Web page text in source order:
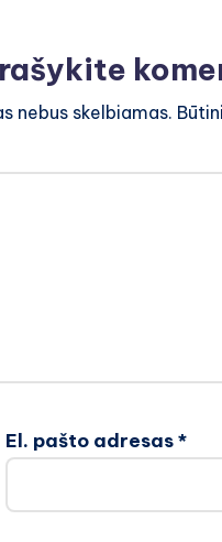
nebus skelbiamas.
El. pašto adresas*